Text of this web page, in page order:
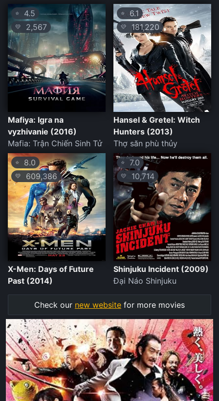
⭐ 4.5
💛 2,567
Mafiya: Igra na
vyzhivanie (2016)
Mafia: Trận Chiến Sinh Tử
⭐ 6.1
💛 181,220
Hansel & Gretel: Witch
Hunters (2013)
Thợ săn phù thủy
⭐ 8.0
💛 609,386
X-Men: Days of Future
Past (2014)
⭐ 7.0
💛 10,714
Shinjuku Incident (2009)
Đại Náo Shinjuku
Check our new website for more movies